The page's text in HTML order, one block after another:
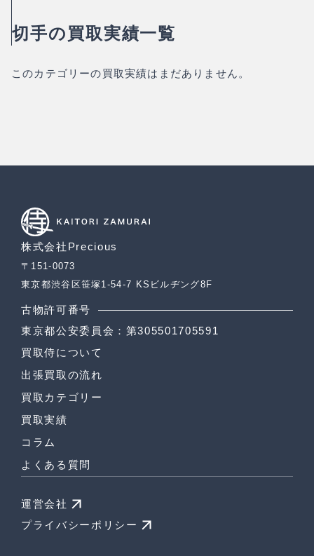
切手の買取実績一覧
このカテゴリーの買取実績はまだありません。
株式会社Precious
〒151-0073
東京都渋谷区笹塚1-54-7 KSビルヂング8F
古物許可番号
東京都公安委員会：第305501705591
買取侍について
出張買取の流れ
買取カテゴリー
買取実績
コラム
よくある質問
運営会社
プライバシーポリシー